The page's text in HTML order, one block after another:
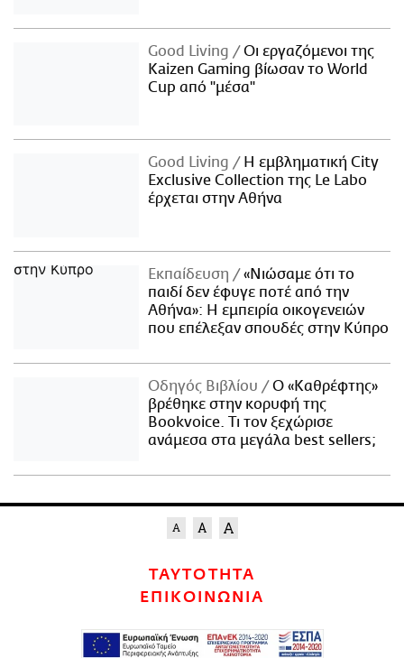
Good Living
Οι εργαζόμενοι της
Kaizen Gaming βίωσαν το World
Cup από "μέσα"
Good Living
Η εμβληματική City
Exclusive Collection της Le Labo
έρχεται στην Αθήνα
Εκπαίδευση
«Νιώσαμε ότι το
παιδί δεν έφυγε ποτέ από την
Αθήνα»: Η εμπειρία οικογενειών
που επέλεξαν σπουδές στην Κύπρο
Οδηγός Βιβλίου
Ο «Καθρέφτης»
βρέθηκε στην κορυφή της
Bookvoice. Τι τον ξεχώρισε
ανάμεσα στα μεγάλα best sellers;
ΤΑΥΤΟΤΗΤΑ
ΕΠΙΚΟΙΝΩΝΙΑ